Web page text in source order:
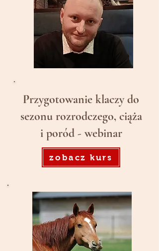
Przygotowanie klaczy do
sezonu rozrodczego, ciąża
i poród - webinar
zobacz kurs